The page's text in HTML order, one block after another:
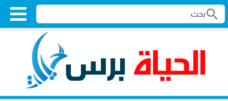
search